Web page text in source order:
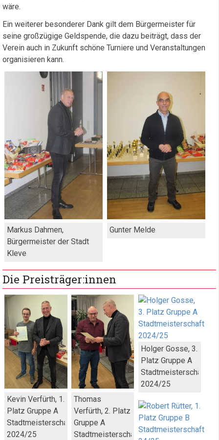
wäre.
Ein weiterer besonderer Dank gilt dem Bürgermeister für
seine großzügige Geldspende, die dazu beiträgt, dass der
Verein auch in Zukunft schöne Turniere und Veranstaltungen
organisieren kann.
Markus Dahmen,
Bürgermeister der Stadt
Kleve
Gunter Melde
Die Preisträger:innen
Kevin Verfürth, 1.
Platz Gruppe A
Stadtmeisterschaft
2024/25
Thomas
Verfürth, 2. Platz
Gruppe A
Stadtmeisterschaft
Holger Gosse, 3.
Platz Gruppe A
Stadtmeisterschaft
2024/25